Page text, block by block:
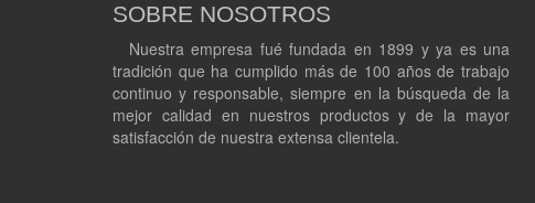
SOBRE NOSOTROS
Nuestra empresa fué fundada en 1899 y ya es una
tradición que ha cumplido más de 100 años de trabajo
continuo y responsable, siempre en la búsqueda de la
mejor calidad en nuestros productos y de la mayor
satisfacción de nuestra extensa clientela.